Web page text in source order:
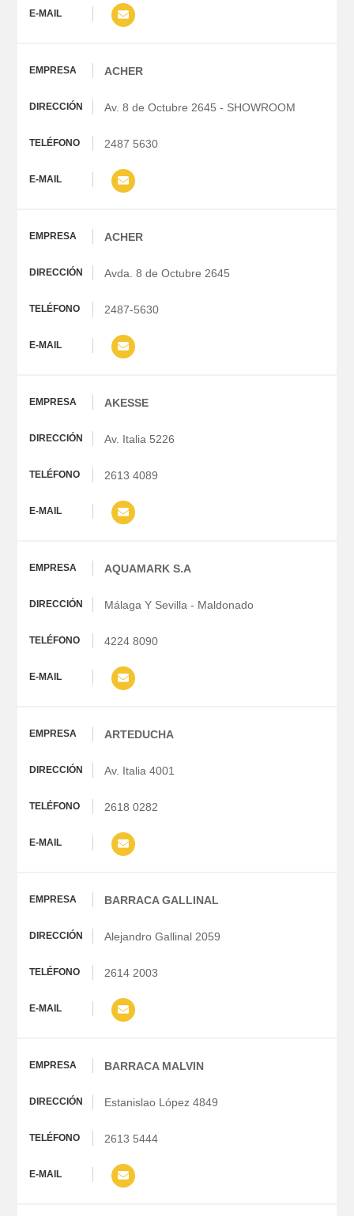
ACHER
Av. 8 de Octubre 2645 - SHOWROOM
2487 5630
ACHER
Avda. 8 de Octubre 2645
2487-5630
AKESSE
Av. Italia 5226
2613 4089
AQUAMARK S.A
Málaga Y Sevilla - Maldonado
4224 8090
ARTEDUCHA
Av. Italia 4001
2618 0282
BARRACA GALLINAL
Alejandro Gallinal 2059
2614 2003
BARRACA MALVIN
Estanislao López 4849
2613 5444